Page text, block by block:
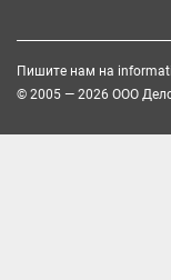
Пишите нам на
© 2005 — 2026 ООО